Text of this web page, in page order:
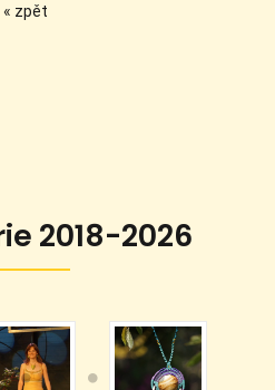
« zpět
2018-2026